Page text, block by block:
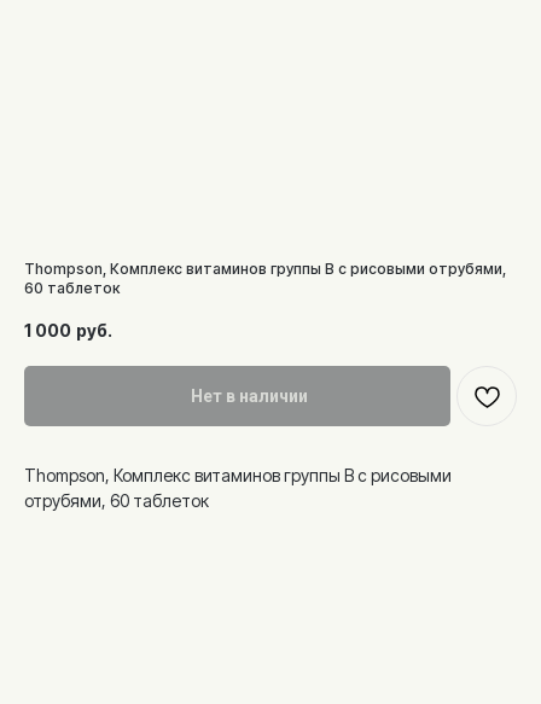
Thompson, Комплекс витаминов группы B с рисовыми отрубями,
60 таблеток
1 000 руб.
Нет в наличии
Thompson, Комплекс витаминов группы B с рисовыми
отрубями, 60 таблеток